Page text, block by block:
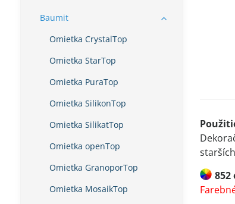
starších
852
Baumit
Omietka CrystalTop
Omietka StarTop
Omietka PuraTop
Omietka SilikonTop
Omietka SilikatTop
Omietka openTop
Omietka GranoporTop
Omietka MosaikTop